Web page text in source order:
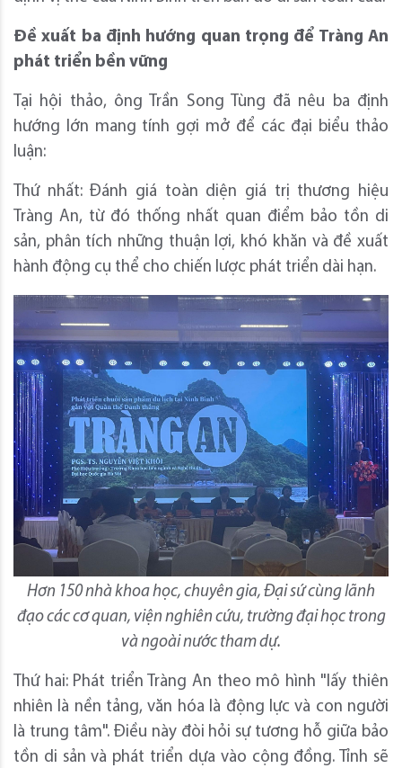
Đề xuất ba định hướng quan trọng để Tràng An
phát triển bền vững
Tại hội thảo, ông Trần Song Tùng đã nêu ba định
hướng lớn mang tính gợi mở để các đại biểu thảo
luận:
Thứ nhất: Đánh giá toàn diện giá trị thương hiệu
Tràng An, từ đó thống nhất quan điểm bảo tồn di
sản, phân tích những thuận lợi, khó khăn và đề xuất
hành động cụ thể cho chiến lược phát triển dài hạn.
Hơn 150 nhà khoa học, chuyên gia, Đại sứ cùng lãnh
đạo các cơ quan, viện nghiên cứu, trường đại học trong
và ngoài nước tham dự.
Thứ hai: Phát triển Tràng An theo mô hình "lấy thiên
nhiên là nền tảng, văn hóa là động lực và con người
là trung tâm". Điều này đòi hỏi sự tương hỗ giữa bảo
tồn di sản và phát triển dựa vào cộng đồng. Tỉnh sẽ